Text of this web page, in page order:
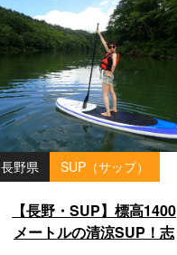
長野県 SUP（サップ）
【長野・SUP】標高1400
メートルの清涼SUP！志